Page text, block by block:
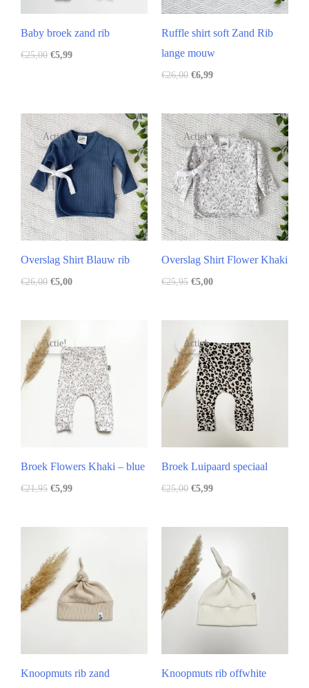
Baby broek zand rib
€25,00 €5,99
Ruffle shirt soft Zand Rib
lange mouw
€26,00 €6,99
Actie!
Overslag Shirt Blauw rib
€26,00 €5,00
Actie!
Overslag Shirt Flower Khaki
€25,95 €5,00
Actie!
Broek Flowers Khaki – blue
€21,95 €5,99
Actie!
Broek Luipaard speciaal
€25,00 €5,99
Knoopmuts rib zand Knoopmuts rib offwhite